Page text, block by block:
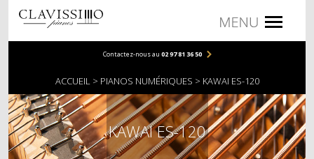
PIANOS
PIANOS DROITS
PIANOS À QUEUE
NUMÉRIQUES
Contactez-nous au 02 97 81 36 50
ACCUEIL PIANOS NUMÉRIQUES KAWAI ES-120
KAWAI ES-120